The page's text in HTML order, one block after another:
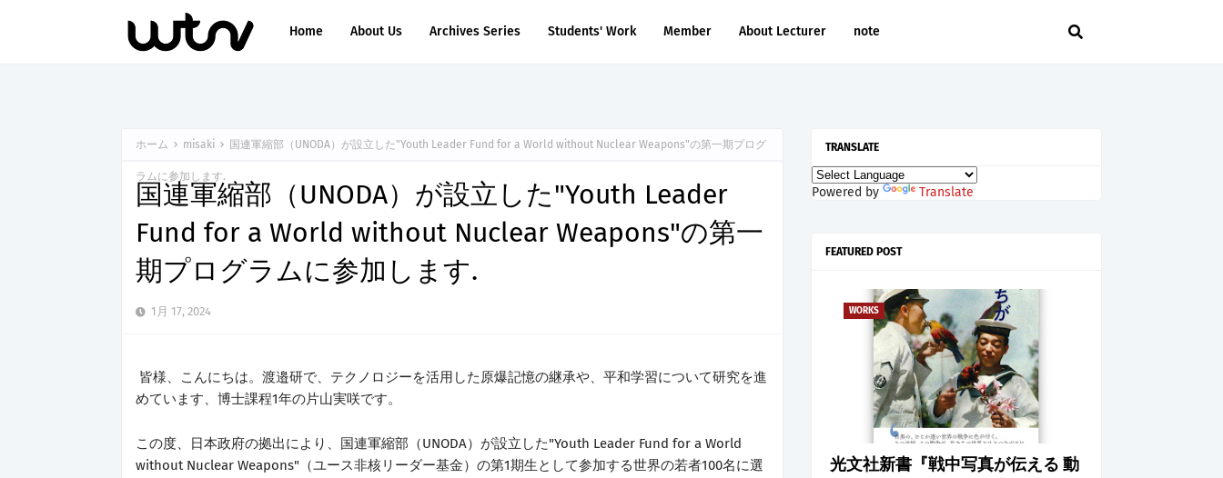
Home About Us Archives Series Students' Work Member About Lecturer note
ホーム misaki 国連軍縮部（UNODA）が設立した"Youth Leader Fund for a World without Nuclear Weapons"の第一期プログ
ラムに参加します.
国連軍縮部（UNODA）が設立した"Youth Leader
Fund for a World without Nuclear Weapons"の第一
期プログラムに参加します.
1月 17, 2024
皆様、こんにちは。渡邉研で、テクノロジーを活用した原爆記憶の継承や、平和学習について研究を進
めています、博士課程1年の片山実咲です。
この度、日本政府の拠出により、国連軍縮部（UNODA）が設立した"Youth Leader Fund for a World
without Nuclear Weapons"（ユース非核リーダー基金）の第1期生として参加する世界の若者100名に選
TRANSLATE
Powered by Translate
FEATURED POST
WORKS
光文社新書『戦中写真が伝える 動